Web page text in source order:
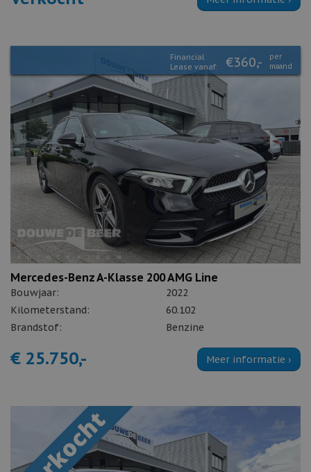
Financial
Lease vanaf:
€360,-
per
maand
Mercedes-Benz A-Klasse 200 AMG Line
Bouwjaar:
2022
Kilometerstand:
60.102
Brandstof:
Benzine
€ 25.750,- Meer informatie ›